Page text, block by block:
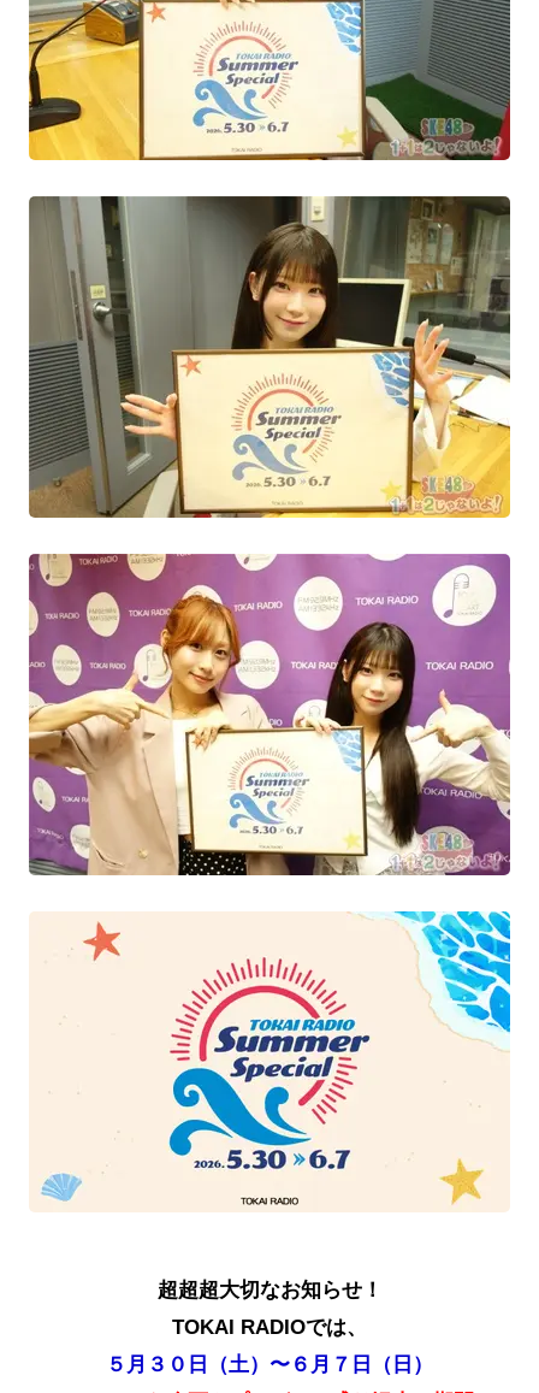
超超超大切なお知らせ！
TOKAI RADIOでは、
５月３０日（土）〜６月７日（日）